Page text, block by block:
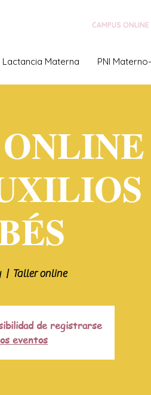
Lactancia Materna PNI
CAMPUS ONLINE
  |
Taller online
de registrarse
eventos